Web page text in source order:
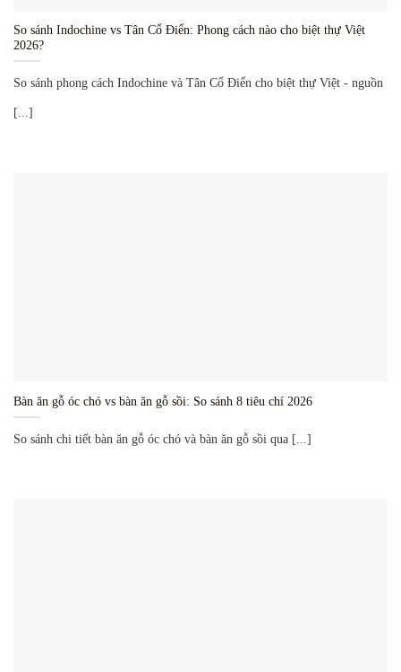
So sánh Indochine vs Tân Cổ Điển: Phong cách nào cho biệt thự Việt
2026?
So sánh phong cách Indochine và Tân Cổ Điển cho biệt thự Việt - nguồn
[...]
Bàn ăn gỗ óc chó vs bàn ăn gỗ sồi: So sánh 8 tiêu chí 2026
So sánh chi tiết bàn ăn gỗ óc chó và bàn ăn gỗ sồi qua [...]